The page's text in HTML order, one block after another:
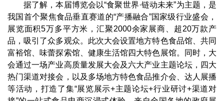
据了解，本届博览会以“食聚世界·链动未来”为主题，是
我国首个聚焦食品垂直赛道的“产播融合”国家级行业盛会，
展览面积5万多平方米，汇聚2000余家展商、超20万款产
品，吸引了众多观众。此次大会设置地方特色食品馆、共同
富裕馆、味蕾探索馆、健康生活馆四大特色展馆。同时，大
会通过一场产业高质量发展大会及六大产业主题论坛，四大
热门渠道对接会，以及多场地方特色食品推介会、达人展播
等活动，打造了集“展览展示+主题论坛+行业研讨+渠道对